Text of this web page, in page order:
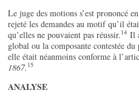
Le juge des motions s’est prononcé
rejeté les demandes au motif qu’il
qu’elles ne pouvaient pas réussir.14 Il
global ou la composante contestée
elle était néanmoins conforme à
1867. 15
ANALYSE